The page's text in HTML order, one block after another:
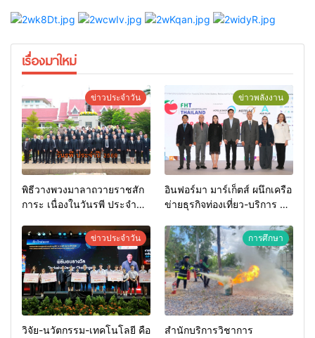
เรื่องมาใหม่
ข่าวประจำวัน
พิธีวางพวงมาลาถวายราชสัก
การะ เนื่องในวันรพี ประจำปี
วันรพี เพื่อเชื่อมความสัมพันธ์
อันดีของหน่วยงานใน
กระบวนการยุติธรรม
ข่าวพลังงาน
อินฟอร์มา มาร์เก็ตส์ ผนึกเครือ
ข่ายธุรกิจท่องเที่ยว-บริการ จัด
2026 เชื่อม 4 งานใหญ่ สร้าง
โอกาสธุรกิจครบวงจร ด้วย
ครับ
ข่าวประจำวัน
วิจัย-นวัตกรรม-เทคโนโลยี คือ
การศึกษา
สำนักบริการวิชาการ